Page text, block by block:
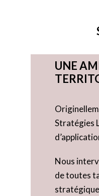
UNE
Stratégies
Nous
de toutes